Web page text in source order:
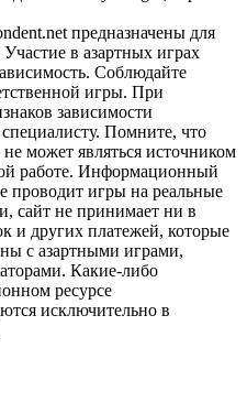
предназначены для
в азартных играх
Соблюдайте
игры. При
зависимости
Помните, что
может являться источником
работе. Информационный
проводит игры на реальные
сайт не принимает ни в
и других платежей, которые
с азартными играми,
Какие-либо
ресурсе
исключительно в